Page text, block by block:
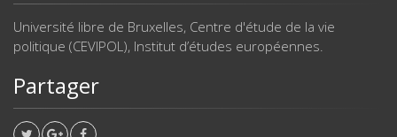
Université libre de Bruxelles, Centre d'étude de la vie
politique (CEVIPOL), Institut d’études européennes.
Partager